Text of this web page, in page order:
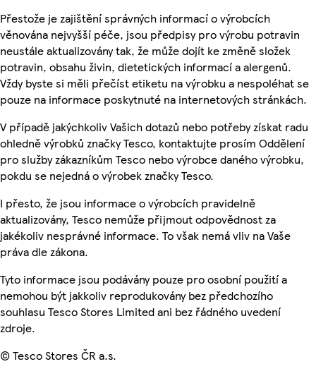
Přestože je zajištění správných informací o výrobcích
věnována nejvyšší péče, jsou předpisy pro výrobu potravin
neustále aktualizovány tak, že může dojít ke změně složek
potravin, obsahu živin, dietetických informací a alergenů.
Vždy byste si měli přečíst etiketu na výrobku a nespoléhat se
pouze na informace poskytnuté na internetových stránkách.
V případě jakýchkoliv Vašich dotazů nebo potřeby získat radu
ohledně výrobků značky Tesco, kontaktujte prosím Oddělení
pro služby zákazníkům Tesco nebo výrobce daného výrobku,
pokdu se nejedná o výrobek značky Tesco.
I přesto, že jsou informace o výrobcích pravidelně
aktualizovány, Tesco nemůže přijmout odpovědnost za
jakékoliv nesprávné informace. To však nemá vliv na Vaše
práva dle zákona.
Tyto informace jsou podávány pouze pro osobní použití a
nemohou být jakkoliv reprodukovány bez předchozího
souhlasu Tesco Stores Limited ani bez řádného uvedení
zdroje.
© Tesco Stores ČR a.s.